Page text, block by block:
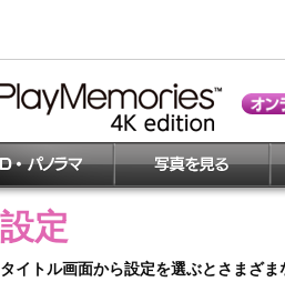
設定
タイトル画面から設定を選ぶとさまざま